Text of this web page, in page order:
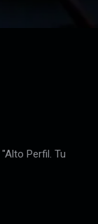
Perfil. Tu